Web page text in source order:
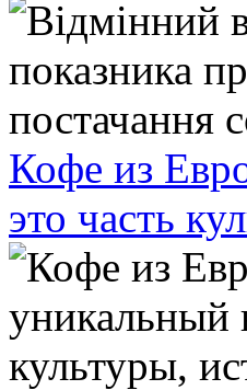
Кофе из
это часть